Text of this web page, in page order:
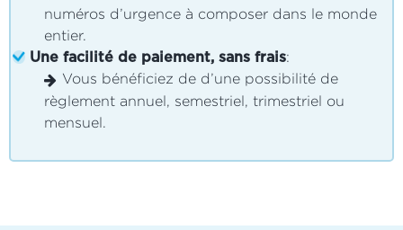
numéros d’urgence à composer dans le monde
entier.
Une facilité de paiement, sans frais:
Vous bénéficiez de d’une possibilité de
règlement annuel, semestriel, trimestriel ou
mensuel.